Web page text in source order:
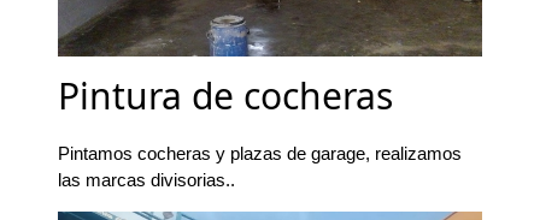
Pintura de cocheras
Pintamos cocheras y plazas de garage, realizamos
las marcas divisorias..